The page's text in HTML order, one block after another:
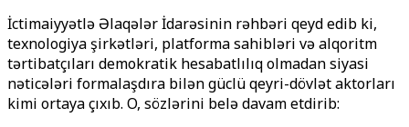
İctimaiyyətlə Əlaqələr İdarəsinin rəhbəri qeyd edib ki,
texnologiya şirkətləri, platforma sahibləri və alqoritm
tərtibatçıları demokratik hesabatlılıq olmadan siyasi
nəticələri formalaşdıra bilən güclü qeyri-dövlət aktorları
kimi ortaya çıxıb. O, sözlərini belə davam etdirib: